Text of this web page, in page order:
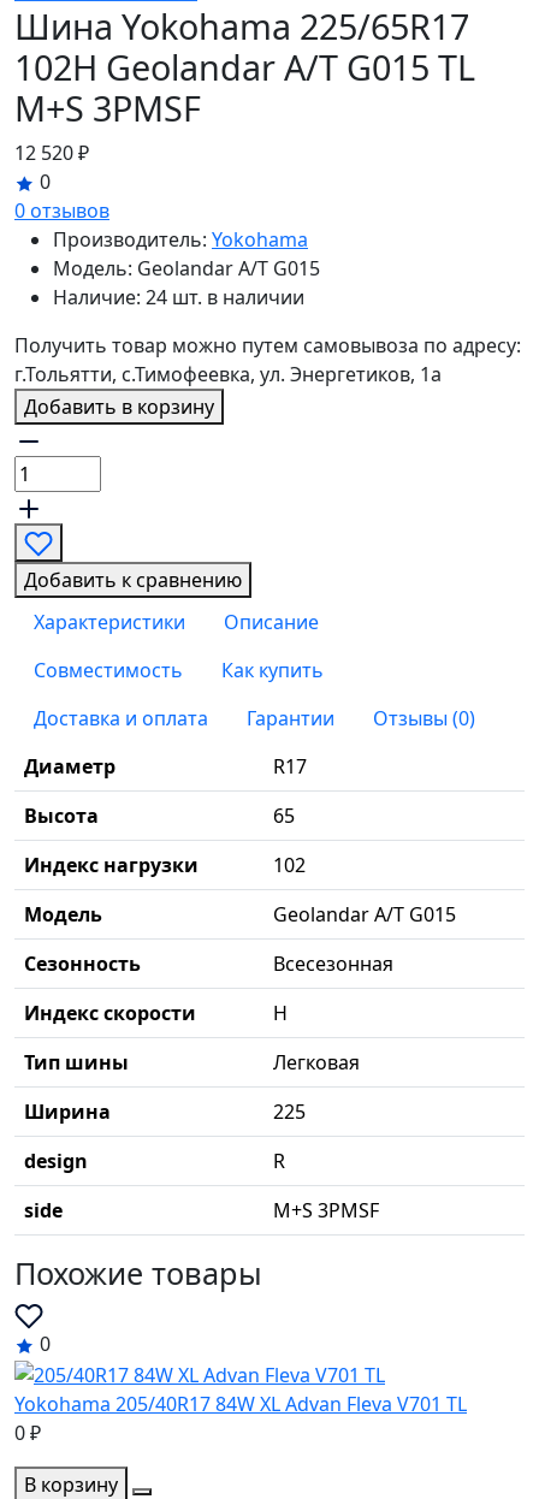
Шина Yokohama 225/65R17
102H Geolandar A/T G015 TL
M+S 3PMSF
12 520 ₽
0
0 отзывов
Производитель: Yokohama
Модель: Geolandar A/T G015
Наличие: 24 шт. в наличии
Получить товар можно путем самовывоза по адресу:
г.Тольятти, с.Тимофеевка, ул. Энергетиков, 1а
Добавить в корзину
Добавить к сравнению
Характеристики
Описание
Совместимость
Как купить
Доставка и оплата
Гарантии
Отзывы (0)
Диаметр
R17
Высота
65
Индекс нагрузки
102
Модель
Geolandar A/T G015
Сезонность
Всесезонная
Индекс скорости
H
Тип шины
Легковая
Ширина
225
design
R
side
M+S 3PMSF
Похожие товары
0
Yokohama 205/40R17 84W XL Advan Fleva V701 TL
0 ₽
В корзину